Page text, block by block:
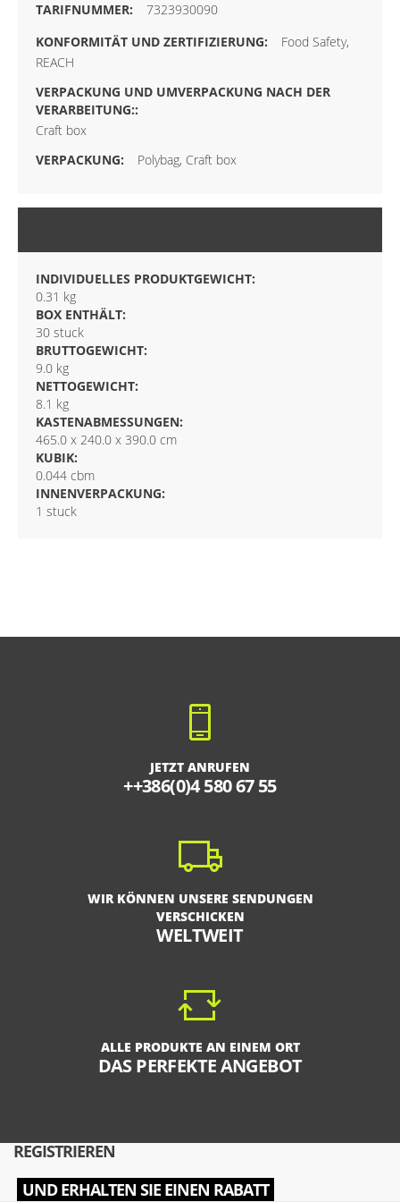
7323930090
Food Safety,
REACH
Craft box
Polybag, Craft box
INDIVIDUELLES PRODUKTGEWICHT:
0.31 kg
BOX ENTHÄLT:
30 stuck
BRUTTOGEWICHT:
9.0 kg
NETTOGEWICHT:
8.1 kg
KASTENABMESSUNGEN:
465.0 x 240.0 x 390.0 cm
KUBIK:
0.044 cbm
INNENVERPACKUNG:
1 stuck
JETZT ANRUFEN
++386(0)4 580 67 55
WIR KÖNNEN UNSERE SENDUNGEN
VERSCHICKEN
WELTWEIT
ALLE PRODUKTE AN EINEM ORT
DAS PERFEKTE ANGEBOT
REGISTRIEREN
UND ERHALTEN SIE EINEN RABATT